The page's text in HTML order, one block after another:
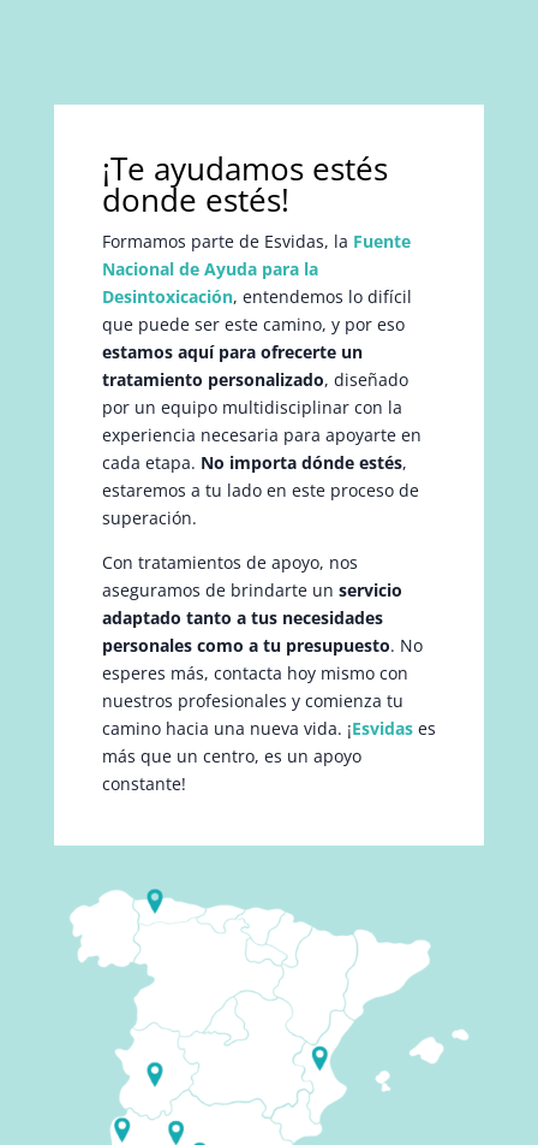
¡Te ayudamos estés
donde estés!
Formamos parte de Esvidas, la Fuente
Nacional de Ayuda para la
Desintoxicación, entendemos lo difícil
que puede ser este camino, y por eso
estamos aquí para ofrecerte un
tratamiento personalizado, diseñado
por un equipo multidisciplinar con la
experiencia necesaria para apoyarte en
cada etapa. No importa dónde estés,
estaremos a tu lado en este proceso de
superación.
Con tratamientos de apoyo, nos
aseguramos de brindarte un servicio
adaptado tanto a tus necesidades
personales como a tu presupuesto. No
esperes más, contacta hoy mismo con
nuestros profesionales y comienza tu
camino hacia una nueva vida. ¡Esvidas es
más que un centro, es un apoyo
constante!